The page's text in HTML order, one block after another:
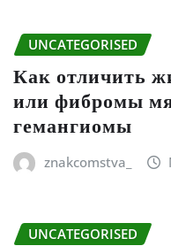
UNCATEGORISED
Как отличить
или фибромы
гемангиомы
znakcomstva_
UNCATEGORISED